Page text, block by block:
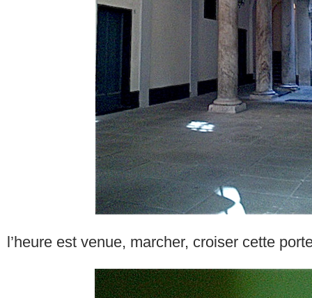
l’heure est venue, marcher, croiser cette